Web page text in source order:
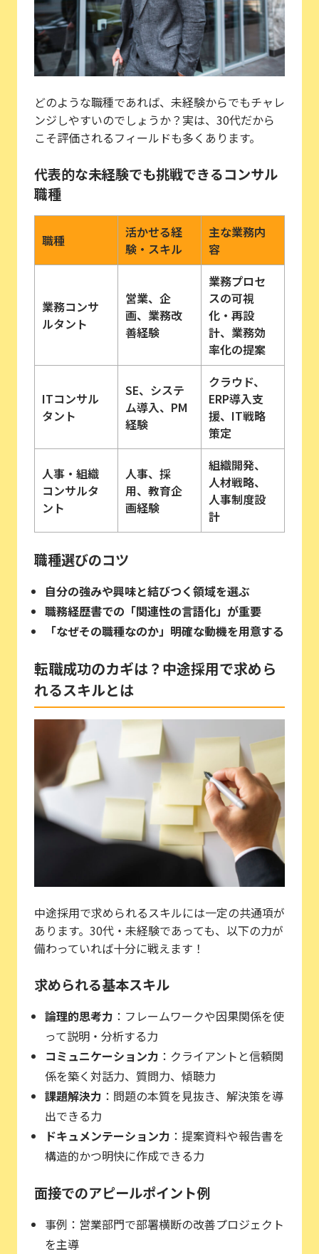
どのような職種であれば、未経験からでもチャレ
ンジしやすいのでしょうか？実は、30代だから
こそ評価されるフィールドも多くあります。
代表的な未経験でも挑戦できるコンサル
職種
職種
活かせる経
験・スキル
主な業務内
容
業務コンサ
ルタント
営業、企
画、業務改
善経験
業務プロセ
スの可視
化・再設
計、業務効
率化の提案
ITコンサル
タント
SE、システ
ム導入、PM
経験
クラウド、
ERP導入支
援、IT戦略
策定
人事・組織
コンサルタ
ント
人事、採
用、教育企
画経験
組織開発、
人材戦略、
人事制度設
計
職種選びのコツ
自分の強みや興味と結びつく領域を選ぶ
職務経歴書での「関連性の言語化」が重要
「なぜその職種なのか」明確な動機を用意する
転職成功のカギは？中途採用で求めら
れるスキルとは
中途採用で求められるスキルには一定の共通項が
あります。30代・未経験であっても、以下の力が
備わっていれば十分に戦えます！
求められる基本スキル
論理的思考力 ：フレームワークや因果関係を使
って説明・分析する力
コミュニケーション力 ：クライアントと信頼関
係を築く対話力、質問力、傾聴力
課題解決力 ：問題の本質を見抜き、解決策を導
出できる力
ドキュメンテーション力 ：提案資料や報告書を
構造的かつ明快に作成できる力
面接でのアピールポイント例
事例：営業部門で部署横断の改善プロジェクト
を主導